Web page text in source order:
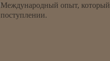
Международный опыт, который
поступлении.